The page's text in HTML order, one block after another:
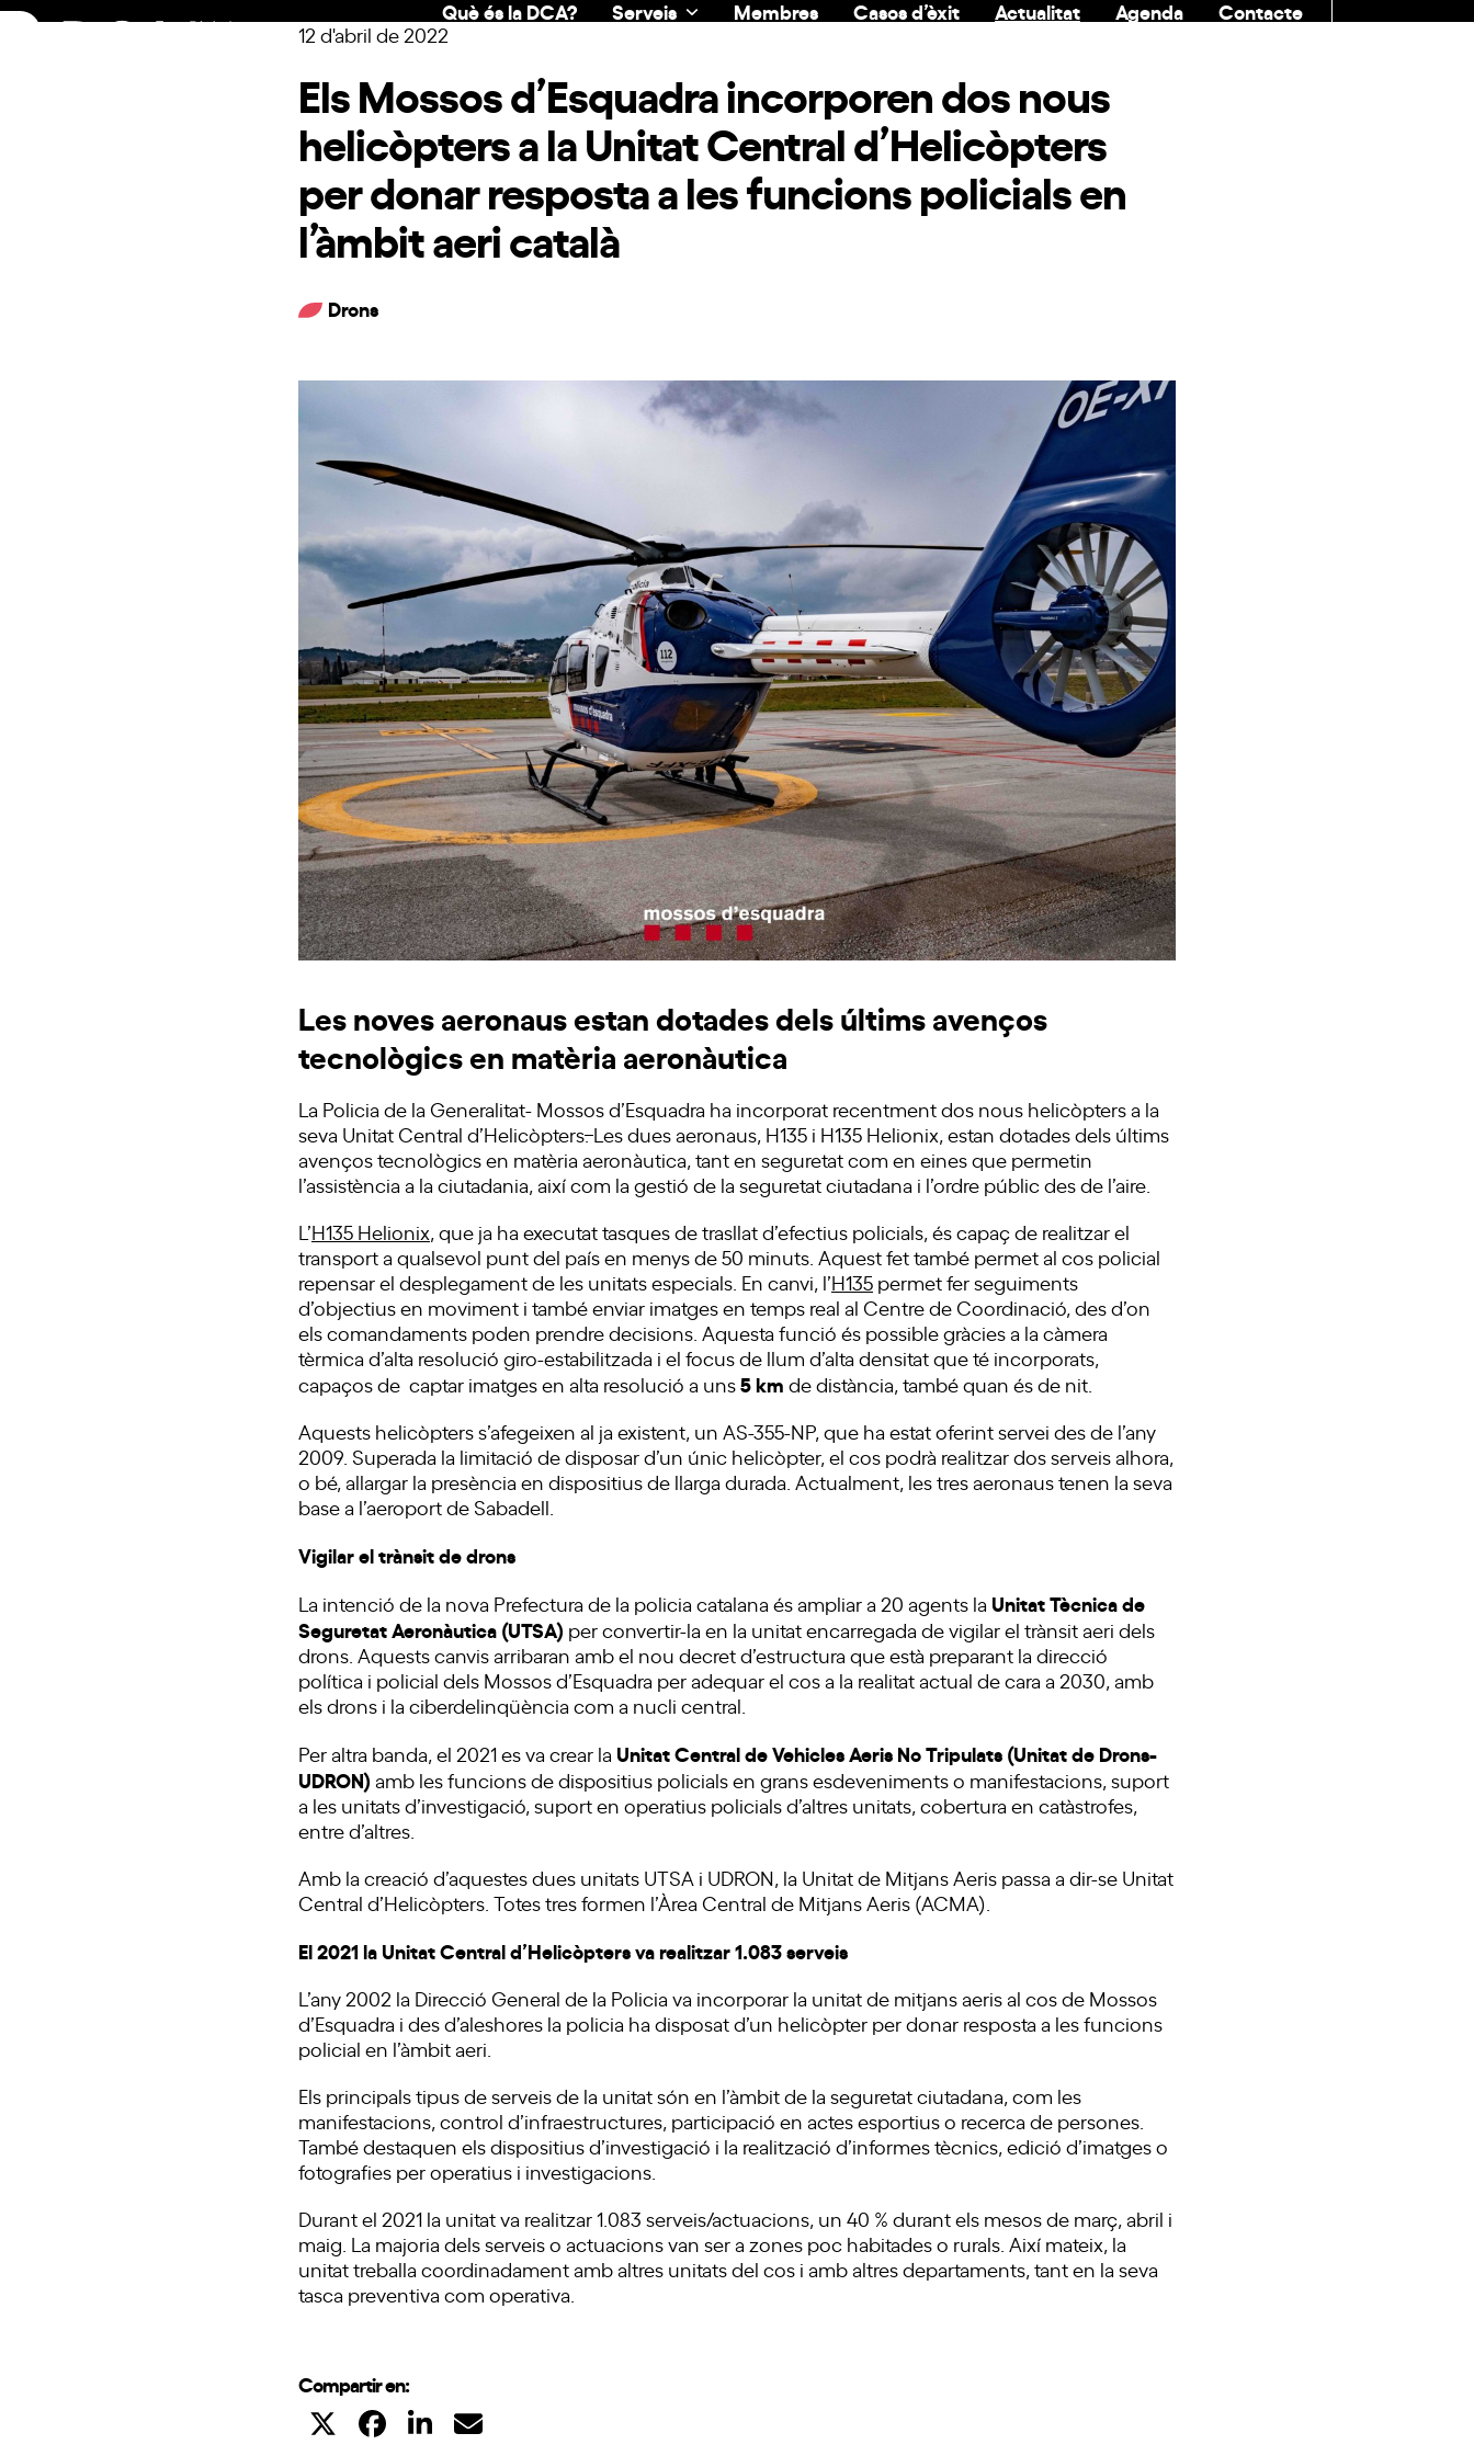
Skip
Què és la DCA? Serveis Membres Casos d’èxit Actualitat Agenda
Contacte
12 d'abril de 2022
Els Mossos d’Esquadra incorporen dos nous
helicòpters a la Unitat Central d’Helicòpters
per donar resposta a les funcions policials en
l’àmbit aeri català
Drons
Les noves aeronaus estan dotades dels últims avenços
tecnològics en matèria aeronàutica
La Policia de la Generalitat- Mossos d’Esquadra ha incorporat recentment dos nous helicòpters a la
seva Unitat Central d’Helicòpters.Les dues aeronaus, H135 i H135 Helionix, estan dotades dels últims
avenços tecnològics en matèria aeronàutica, tant en seguretat com en eines que permetin
l’assistència a la ciutadania, així com la gestió de la seguretat ciutadana i l’ordre públic des de l’aire.
L’H135 Helionix, que ja ha executat tasques de trasllat d’efectius policials, és capaç de realitzar el
transport a qualsevol punt del país en menys de 50 minuts. Aquest fet també permet al cos policial
repensar el desplegament de les unitats especials. En canvi, l’H135 permet fer seguiments
d’objectius en moviment i també enviar imatges en temps real al Centre de Coordinació, des d’on
els comandaments poden prendre decisions. Aquesta funció és possible gràcies a la càmera
tèrmica d’alta resolució giro-estabilitzada i el focus de llum d’alta densitat que té incorporats,
capaços de captar imatges en alta resolució a uns5 km de distància, també quan és de nit.
Aquests helicòpters s’afegeixen al ja existent, un AS-355-NP, que ha estat oferint servei des de l’any
2009. Superada la limitació de disposar d’un únic helicòpter, el cos podrà realitzar dos serveis alhora,
o bé, allargar la presència en dispositius de llarga durada. Actualment, les tres aeronaus tenen la seva
base a l’aeroport de Sabadell.
Vigilar el trànsit de drons
La intenció de la nova Prefectura de la policia catalana és ampliar a 20 agents la Unitat Tècnica de
Seguretat Aeronàutica (UTSA) per convertir-la en la unitat encarregada de vigilar el trànsit aeri dels
drons. Aquests canvis arribaran amb el nou decret d’estructura que està preparant la direcció
política i policial dels Mossos d’Esquadra per adequar el cos a la realitat actual de cara a 2030, amb
els drons i la ciberdelinqüència com a nucli central.
Per altra banda, el 2021 es va crear la Unitat Central de Vehicles Aeris No Tripulats (Unitat de Drons-
UDRON) amb les funcions de dispositius policials en grans esdeveniments o manifestacions, suport
a les unitats d’investigació, suport en operatius policials d’altres unitats, cobertura en catàstrofes,
entre d’altres.
Amb la creació d’aquestes dues unitats UTSA i UDRON, la Unitat de Mitjans Aeris passa a dir-se Unitat
Central d’Helicòpters. Totes tres formen l’Àrea Central de Mitjans Aeris (ACMA).
El 2021 la Unitat Central d’Helicòpters va realitzar 1.083 serveis
L’any 2002 la Direcció General de la Policia va incorporar la unitat de mitjans aeris al cos de Mossos
d’Esquadra i des d’aleshores la policia ha disposat d’un helicòpter per donar resposta a les funcions
policial en l’àmbit aeri.
Els principals tipus de serveis de la unitat són en l’àmbit de la seguretat ciutadana, com les
manifestacions, control d’infraestructures, participació en actes esportius o recerca de persones.
També destaquen els dispositius d’investigació i la realització d’informes tècnics, edició d’imatges o
fotografies per operatius i investigacions.
Durant el 2021 la unitat va realitzar 1.083 serveis/actuacions, un 40 % durant els mesos de març, abril i
maig. La majoria dels serveis o actuacions van ser a zones poc habitades o rurals. Així mateix, la
unitat treballa coordinadament amb altres unitats del cos i amb altres departaments, tant en la seva
tasca preventiva com operativa.
Compartir en: